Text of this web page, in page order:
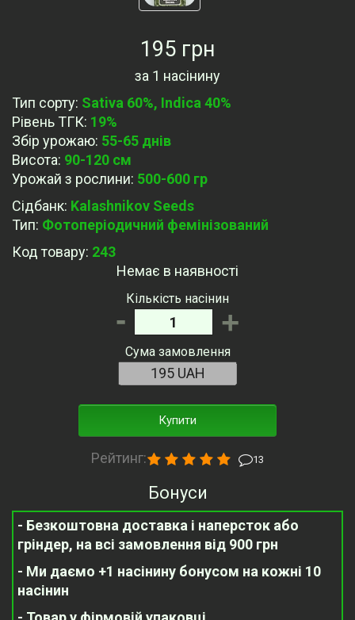
195 грн
за 1 насінину
Тип сорту: Sativa 60%, Indica 40%
Рівень ТГК: 19%
Збір урожаю: 55-65 днів
Висота: 90-120 см
Урожай з рослини: 500-600 гр
Сідбанк: Kalashnikov Seeds
Тип: Фотоперіодичний фемінізований
Код товару: 243
Немає в наявності
Кількість насінин
- +
Сума замовлення
Купити
Рейтинг: 13
Бонуси
- Безкоштовна доставка і наперсток або
гріндер, на всі замовлення від 900 грн
- Ми даємо +1 насінину бонусом на кожні 10
насінин